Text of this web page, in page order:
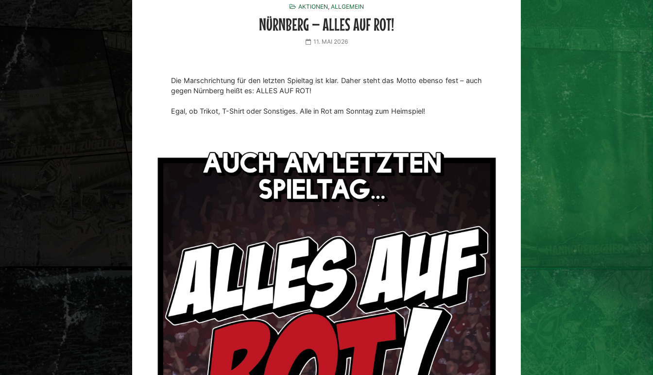
AKTIONEN, ALLGEMEIN
NÜRNBERG – ALLES AUF ROT!
11. MAI 2026
Die Marschrichtung für den letzten Spieltag ist klar. Daher steht das Motto ebenso fest – auch
gegen Nürnberg heißt es: ALLES AUF ROT!
Egal, ob Trikot, T-Shirt oder Sonstiges. Alle in Rot am Sonntag zum Heimspiel!